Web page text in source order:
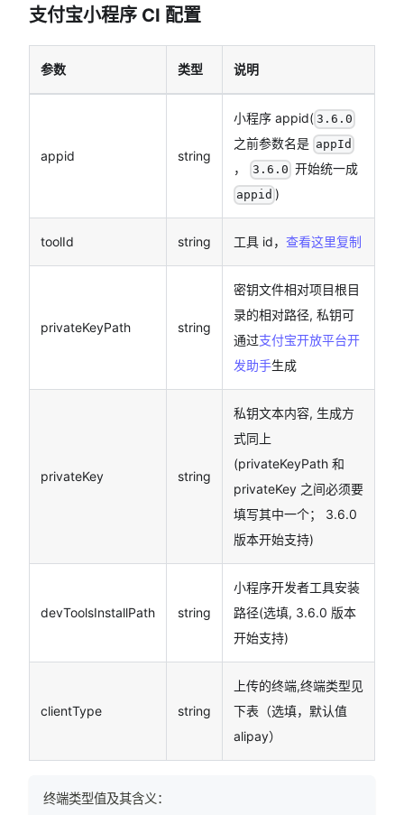
支付宝小程序 CI 配置
参数 类型 说明
appid string
小程序 appid( 3.6.0
之前参数名是 appId
， 3.6.0 开始统一成
appid )
toolId string 工具 id， 查看这里复制
privateKeyPath string
密钥文件相对项目根目
录的相对路径, 私钥可
通过支付宝开放平台开
发助手生成
privateKey string
私钥文本内容, 生成方
式同上
(privateKeyPath 和
privateKey 之间必须要
填写其中一个； 3.6.0
版本开始支持)
devToolsInstallPath string
小程序开发者工具安装
路径(选填, 3.6.0 版本
开始支持)
clientType string
上传的终端,终端类型见
下表（选填，默认值
alipay）
终端类型值及其含义：